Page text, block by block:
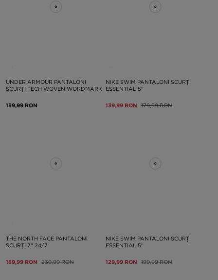
UNDER ARMOUR PANTALONI
SCURȚI TECH WOVEN WORDMARK
159,99 RON
NIKE SWIM PANTALONI SCURȚI
ESSENTIAL 5"
139,99 RON 179,99 RON
THE NORTH FACE PANTALONI
SCURȚI 7" 24/7
189,99 RON 239,99 RON
NIKE SWIM PANTALONI SCURȚI
ESSENTIAL 5"
129,99 RON 199,99 RON